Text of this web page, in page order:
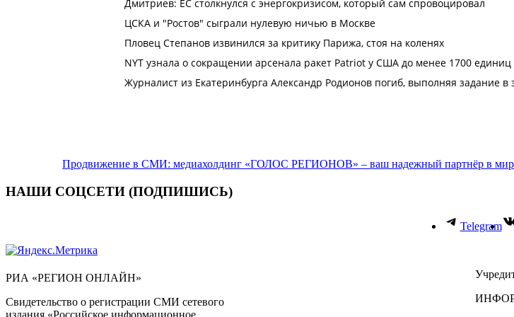
Продвижение в СМИ: медиахолдинг «ГОЛОС РЕГИОНОВ» – ваш надежный партнёр в
НАШИ СОЦСЕТИ (ПОДПИШИСЬ)
Telegram
РИА «РЕГИОН ОНЛАЙН»
Свидетельство о регистрации СМИ сетевого
издания «Российское информационное